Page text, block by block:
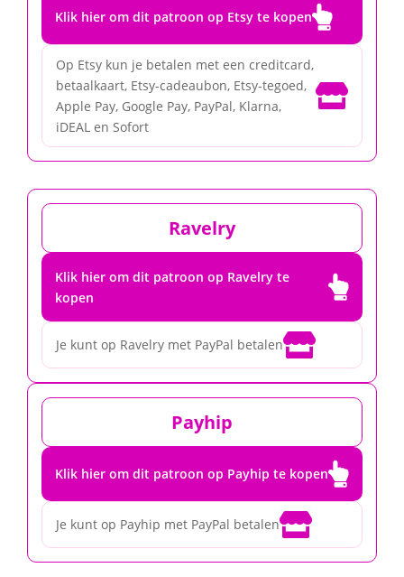
Klik hier om dit patroon op Etsy te kopen
Op Etsy kun je betalen met een creditcard,
betaalkaart, Etsy-cadeaubon, Etsy-tegoed,
Apple Pay, Google Pay, PayPal, Klarna,
iDEAL en Sofort

Ravelry
Klik hier om dit patroon op Ravelry te
kopen

Je kunt op Ravelry met PayPal betalen
Payhip
Klik hier om dit patroon op Payhip te kopen
Je kunt op Payhip met PayPal betalen